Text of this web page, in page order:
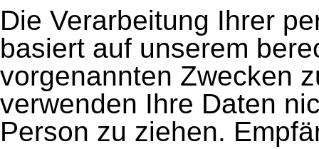
Die Verarbeitung Ihrer
basiert auf unserem
vorgenannten Zwecken
verwenden Ihre Daten
Person zu ziehen.